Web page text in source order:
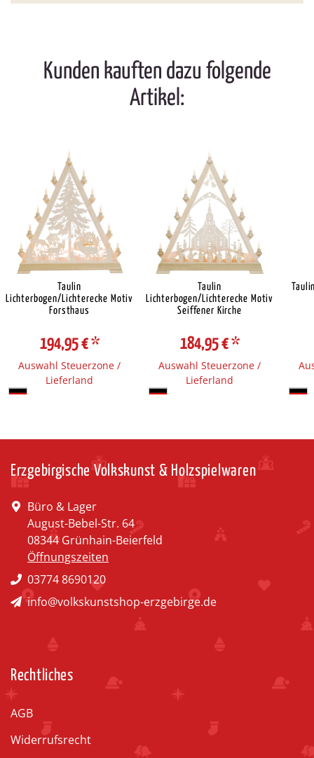
Kunden kauften dazu folgende
Artikel:
Taulin
Lichterbogen/Lichterecke Motiv
Forsthaus
194,95 €*
Auswahl Steuerzone /
Lieferland
Taulin
Lichterbogen/Lichterecke Motiv
Seiffener Kirche
184,95 €*
Auswahl Steuerzone /
Lieferland
Erzgebirgische Volkskunst & Holzspielwaren
Büro & Lager
August-Bebel-Str. 64
08344 Grünhain-Beierfeld
Öffnungszeiten
03774 8690120
info@volkskunstshop-erzgebirge.de
Rechtliches
AGB
Widerrufsrecht